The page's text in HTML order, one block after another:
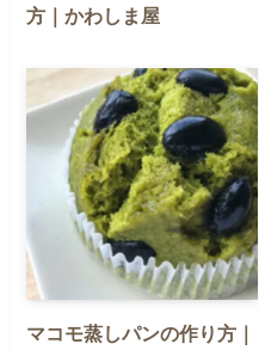
方｜かわしま屋
マコモ蒸しパンの作り方｜